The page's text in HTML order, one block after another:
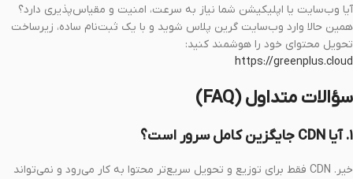
آیا وب‌سایت یا اپلیکیشن شما نیاز به سرعت، امنیت و مقیاس‌پذیری دارد؟
همین حالا وارد وب‌سایت گرین پلاس شوید و با یک ثبت‌نام ساده، زیرساخت
تحویل محتوای خود را هوشمند کنید:
https://greenplus.cloud
سؤالات متداول (FAQ)
۱. آیا CDN جایگزین کامل سرور است؟
خیر. CDN فقط برای توزیع و تحویل سریع‌تر محتوا به کار می‌رود و نمی‌تواند